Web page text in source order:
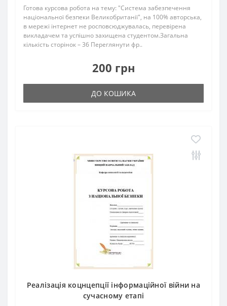
Готова курсова робота на тему: "Система забезпечення
національної безпеки Великобританії", на 100% авторська,
в мережі інтернет не росповсюджувалась, перевірена
викладачем та успішно захищена студентом.Загальна
кількість сторінок – 36 Переглянути фр..
200 грн
ДО КОШИКА
Реалізація коцнцепції інформаційної війни на
сучасному етапі